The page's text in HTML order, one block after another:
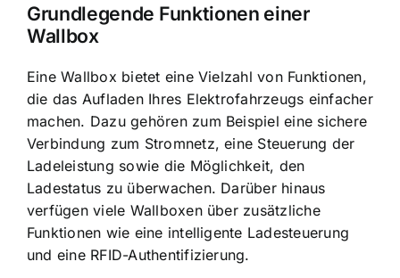
Grundlegende Funktionen einer
Wallbox
Eine Wallbox bietet eine Vielzahl von Funktionen,
die das Aufladen Ihres Elektrofahrzeugs einfacher
machen. Dazu gehören zum Beispiel eine sichere
Verbindung zum Stromnetz, eine Steuerung der
Ladeleistung sowie die Möglichkeit, den
Ladestatus zu überwachen. Darüber hinaus
verfügen viele Wallboxen über zusätzliche
Funktionen wie eine intelligente Ladesteuerung
und eine RFID-Authentifizierung.